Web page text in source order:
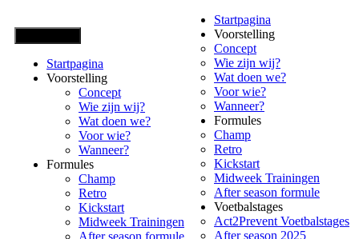
Startpagina
Voorstelling
Concept
Wie zijn wij?
Wat doen we?
Voor wie?
Wanneer?
Formules
Champ
Retro
Kickstart
Midweek Trainingen
After season formule
Startpagina
Voorstelling
Concept
Wie zijn wij?
Wat doen we?
Voor wie?
Wanneer?
Formules
Champ
Retro
Kickstart
Midweek Trainingen
After season formule
Voetbalstages
Act2Prevent Voetbalstages
After season 2025